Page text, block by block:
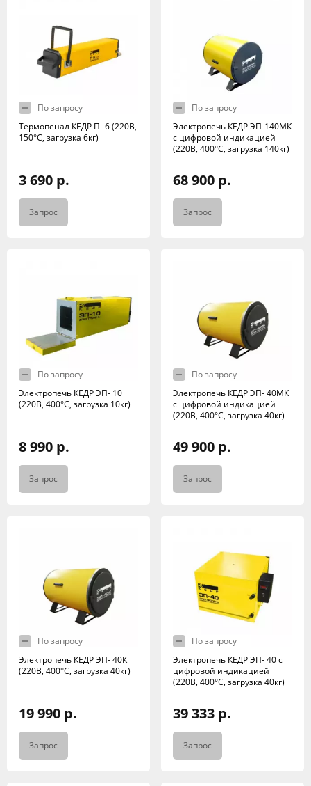
По запросу
Термопенал КЕДР П- 6 (220В,
150°C, загрузка 6кг)
3 690 р.
Запрос
По запросу
Электропечь КЕДР ЭП-140МК
с цифровой индикацией
(220В, 400°C, загрузка 140кг)
68 900 р.
Запрос
По запросу
Электропечь КЕДР ЭП- 10
(220В, 400°C, загрузка 10кг)
8 990 р.
Запрос
По запросу
Электропечь КЕДР ЭП- 40МК
с цифровой индикацией
(220В, 400°C, загрузка 40кг)
49 900 р.
Запрос
По запросу
Электропечь КЕДР ЭП- 40К
(220В, 400°C, загрузка 40кг)
19 990 р.
Запрос
По запросу
Электропечь КЕДР ЭП- 40 с
цифровой индикацией
(220В, 400°C, загрузка 40кг)
39 333 р.
Запрос